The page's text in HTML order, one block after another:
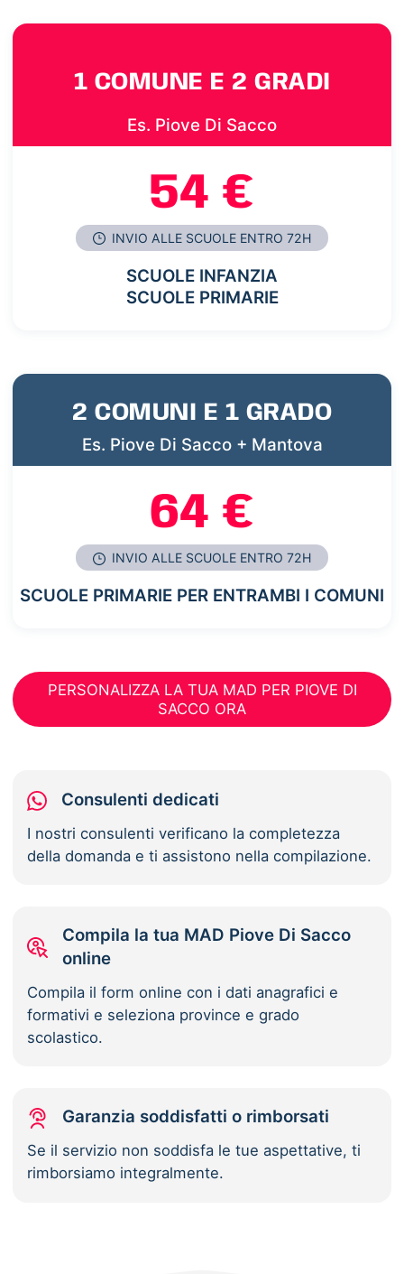
1 COMUNE E 2 GRADI
Es. Piove Di Sacco
54 €
INVIO ALLE SCUOLE ENTRO 72H
SCUOLE INFANZIA
SCUOLE PRIMARIE
2 COMUNI E 1 GRADO
Es. Piove Di Sacco + Mantova
64 €
INVIO ALLE SCUOLE ENTRO 72H
SCUOLE PRIMARIE PER ENTRAMBI I COMUNI
PERSONALIZZA LA TUA MAD PER PIOVE DI
SACCO ORA
Consulenti dedicati
I nostri consulenti verificano la completezza
della domanda e ti assistono nella compilazione.
Compila la tua MAD Piove Di Sacco
online
Compila il form online con i dati anagrafici e
formativi e seleziona province e grado
scolastico.
Garanzia soddisfatti o rimborsati
Se il servizio non soddisfa le tue aspettative, ti
rimborsiamo integralmente.